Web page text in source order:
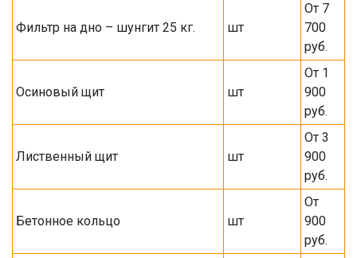
Фильтр на дно – шунгит 25 кг. шт
От 7
700
руб.
Осиновый щит шт
От 1
900
руб.
Лиственный щит шт
От 3
900
руб.
Бетонное кольцо шт
От
900
руб.